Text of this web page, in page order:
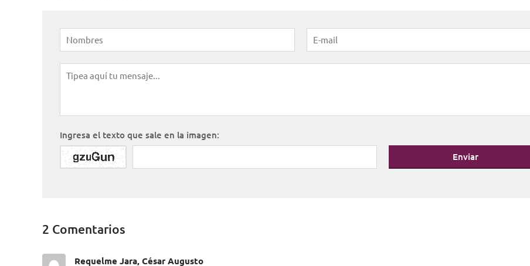
Ingresa el texto que sale en la imagen:
Enviar
2 Comentarios
Requelme Jara, César Augusto